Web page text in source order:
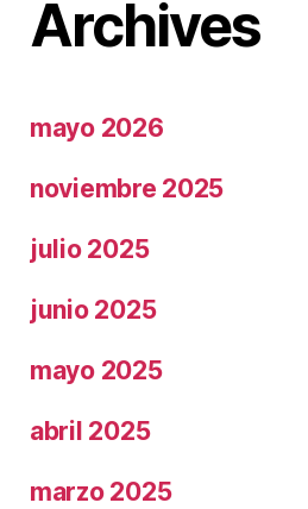
Archives
mayo 2026
noviembre 2025
julio 2025
junio 2025
mayo 2025
abril 2025
marzo 2025